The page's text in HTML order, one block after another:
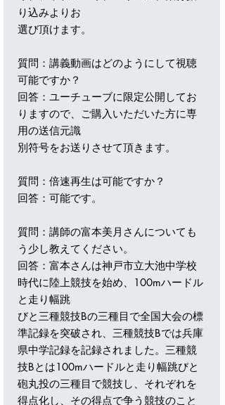
り込みよりお
選び頂けます。
質問：講義動画はどのようにして視聴
可能ですか？
回答：ユーチューブに限定公開してお
りますので、ご購入いただいた方に専
用の送信元識
別符号をお送りさせて頂きます。
質問：倍速再生は可能ですか？
回答：可能です。
質問：講師の富本美月さんについても
う少し教えてください。
回答：富本さんは神戸市立大池中学校
時代に陸上競技を始め、100mハードル
と走り幅跳
びと三種競技Bの三種目で全国大会の標
準記録を突破され、三種競技Bでは兵庫
県中学記録を記録されました。三種競
技Bとは100mハードルと走り幅跳びと
砲丸投の三種目で競技し、それぞれを
得点化し、その得点で争う競技のこと